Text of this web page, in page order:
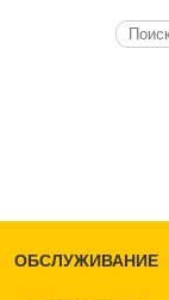
ОБСЛУЖИВАНИЕ